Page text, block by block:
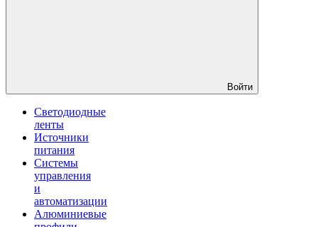
Войти
Светодиодные
ленты
Источники
питания
Системы
управления
и
автоматизации
Алюминиевые